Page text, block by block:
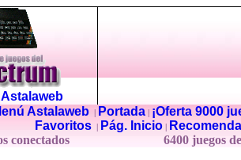
Astalaweb| Portada|
¡Oferta 9000
Favoritos
Pág. Inicio
conectados
6400 juegos